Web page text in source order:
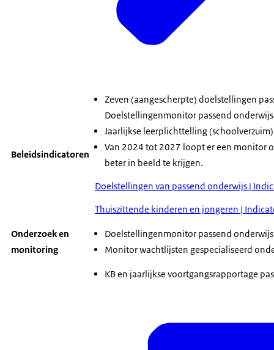
Beleidsindicatoren
Zeven (aangescherpte) doelstellingen
Doelstellingenmonitor passend
Jaarlijkse leerplichttelling (schoolverzuim)
Van 2024 tot 2027 loopt er een monitor
beter in beeld te krijgen.
Doelstellingen van passend onderwijs |
Thuiszittende kinderen en jongeren |
Onderzoek en
monitoring
Doelstellingenmonitor passend onderwijs
Monitor wachtlijsten gespecialiseerd
KB en jaarlijkse voortgangsrapportage